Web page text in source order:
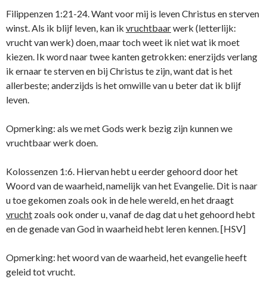
Filippenzen 1:21-24. Want voor mij is leven Christus en sterven
winst. Als ik blijf leven, kan ik vruchtbaarwerk (letterlijk:
vrucht van werk) doen, maar toch weet ik niet wat ik moet
kiezen. Ik word naar twee kanten getrokken: enerzijds verlang
ik ernaar te sterven en bij Christus te zijn, want dat is het
allerbeste; anderzijds is het omwille van u beter dat ik blijf
leven.
Opmerking: als we met Gods werk bezig zijn kunnen we
vruchtbaar werk doen.
Kolossenzen 1:6. Hiervan hebt u eerder gehoord door het
Woord van de waarheid, namelijk van het Evangelie. Dit is naar
u toe gekomen zoals ook in de hele wereld, en het draagt
vrucht zoals ook onder u, vanaf de dag dat u het gehoord hebt
en de genade van God in waarheid hebt leren kennen. [HSV]
Opmerking: het woord van de waarheid, het evangelie heeft
geleid tot vrucht.